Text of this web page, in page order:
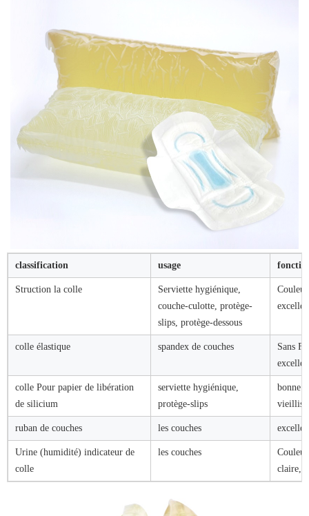
classification usage
Struction la colle
Serviette hygiénique,
couche-culotte, protège-
slips, protège-dessous
colle élastique spandex de couches
Sans
colle Pour papier de libération
de silicium
serviette hygiénique,
protège-slips
bonne
ruban de couches les couches
Urine (humidité) indicateur de
colle
les couches
claire,